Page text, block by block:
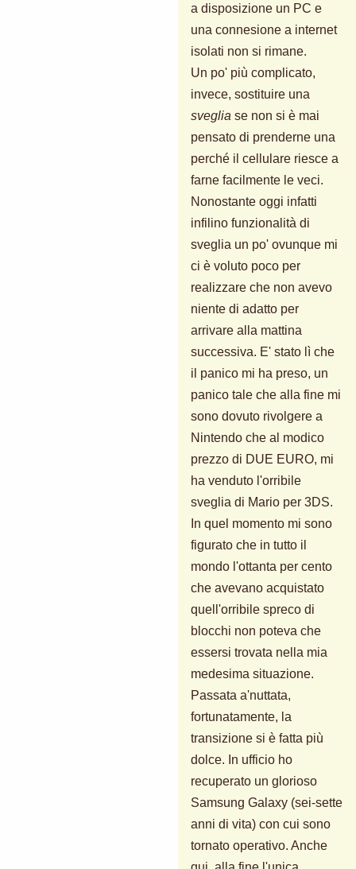
a disposizione un PC e
una connesione a internet
isolati non si rimane.
Un po' più complicato,
invece, sostituire una
sveglia se non si è mai
pensato di prenderne una
perché il cellulare riesce a
farne facilmente le veci.
Nonostante oggi infatti
infilino funzionalità di
sveglia un po' ovunque mi
ci è voluto poco per
realizzare che non avevo
niente di adatto per
arrivare alla mattina
successiva. E' stato lì che
il panico mi ha preso, un
panico tale che alla fine mi
sono dovuto rivolgere a
Nintendo che al modico
prezzo di DUE EURO, mi
ha venduto l'orribile
sveglia di Mario per 3DS.
In quel momento mi sono
figurato che in tutto il
mondo l'ottanta per cento
che avevano acquistato
quell'orribile spreco di
blocchi non poteva che
essersi trovata nella mia
medesima situazione.
Passata a'nuttata,
fortunatamente, la
transizione si è fatta più
dolce. In ufficio ho
recuperato un glorioso
Samsung Galaxy (sei-sette
anni di vita) con cui sono
tornato operativo. Anche